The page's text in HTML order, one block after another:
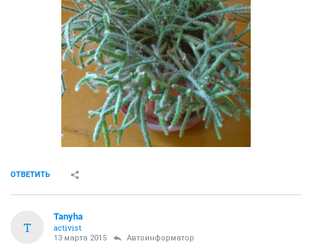
ОТВЕТИТЬ
T
Tanyha
activist
13 марта 2015 Автоинформатор